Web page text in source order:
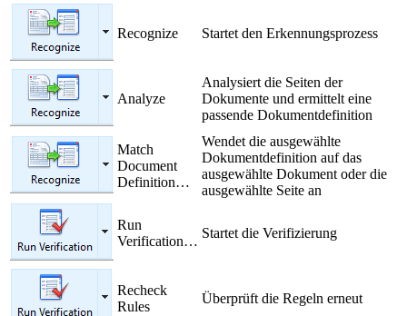
Recognize Startet den Erkennungsprozess
Analyze
Analysiert die Seiten der
Dokumente und ermittelt eine
passende Dokumentdefinition
Match
Document
Definition…
Wendet die ausgewählte
Dokumentdefinition auf das
ausgewählte Dokument oder die
ausgewählte Seite an
Run
Verification…
Startet die Verifizierung
Recheck
Rules
Überprüft die Regeln erneut